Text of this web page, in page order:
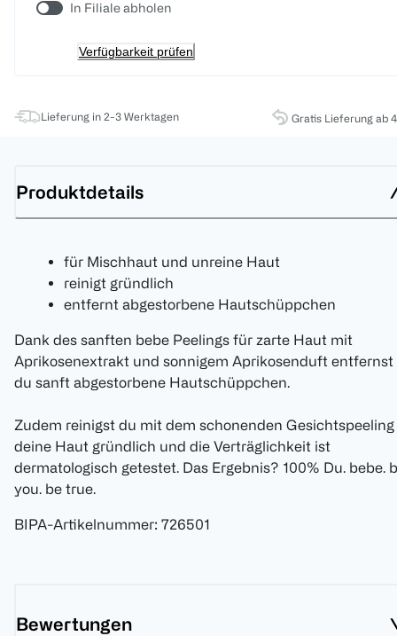
In Filiale abholen
Verfügbarkeit prüfen
Lieferung in 2-3 Werktagen Gratis Lieferung ab
Produktdetails
für Mischhaut und unreine Haut
reinigt gründlich
entfernt abgestorbene Hautschüppchen
Dank des sanften bebe Peelings für zarte Haut mit
Aprikosenextrakt und sonnigem Aprikosenduft entfernst
du sanft abgestorbene Hautschüppchen.
Zudem reinigst du mit dem schonenden Gesichtspeeling
deine Haut gründlich und die Verträglichkeit ist
dermatologisch getestet. Das Ergebnis? 100% Du. bebe.
you. be true.
BIPA-Artikelnummer: 726501
Bewertungen